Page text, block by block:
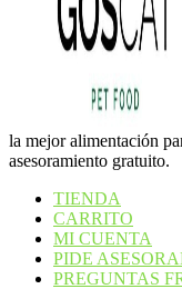
la mejor alimentación
asesoramiento gratuito.
TIENDA
CARRITO
MI CUENTA
PIDE
PREGUNTAS